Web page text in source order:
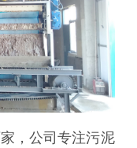
，公司专注污泥